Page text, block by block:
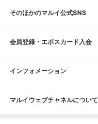
そのほかのマルイ公式SNS
会員登録・エポスカード入会
インフォメーション
マルイウェブチャネルについて